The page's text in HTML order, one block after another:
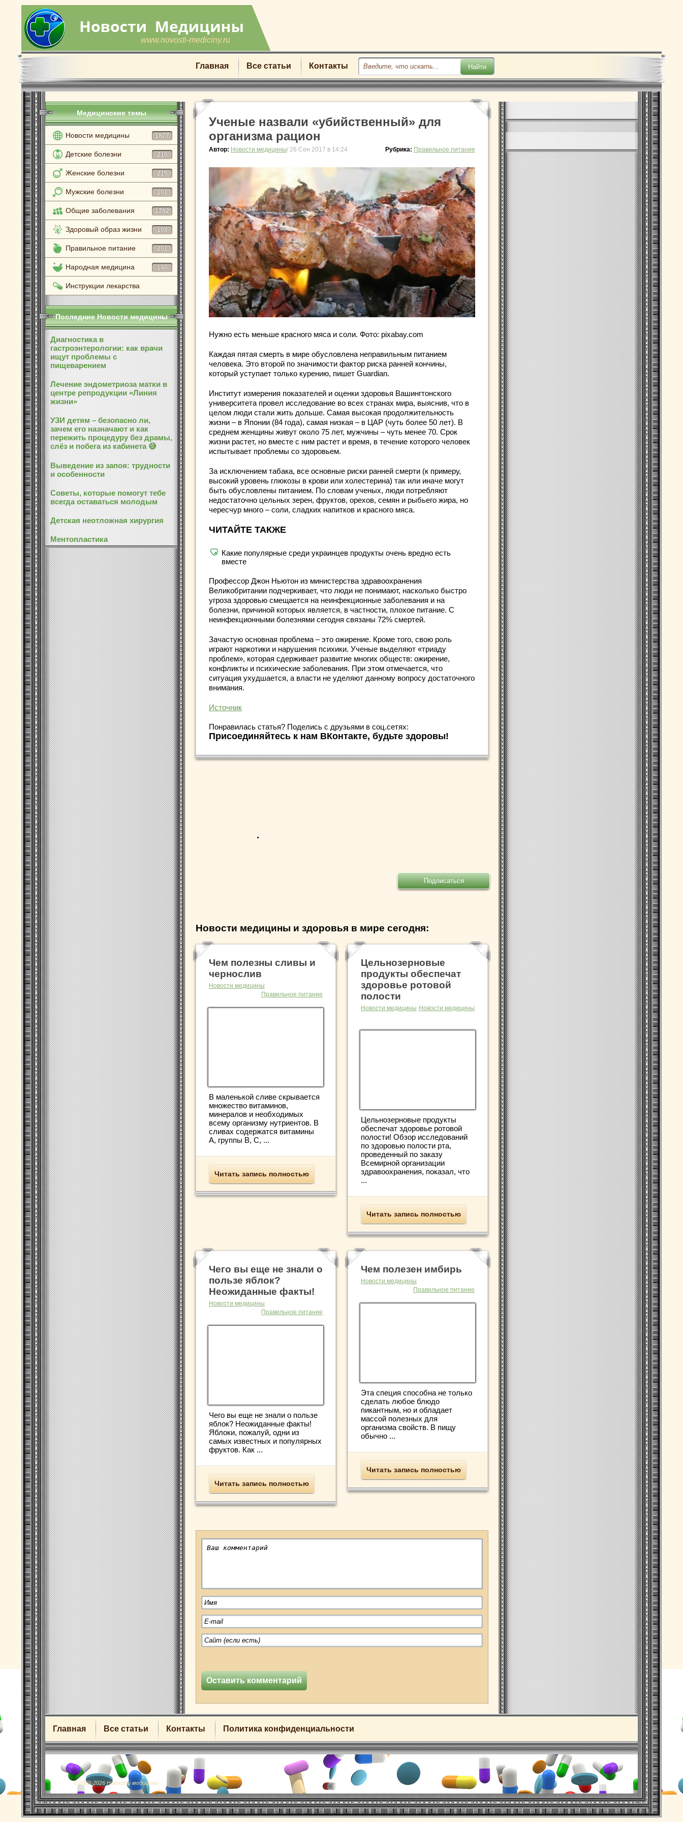
www.novosti-mediciny.ru
Главная Все статьи Контакты
Медицинские темы
Новости медицины 1877
Детские болезни 216
Женские болезни 215
Мужские болезни 101
Общие заболевания 1782
Здоровый образ жизни 108
Правильное питание 201
Народная медицина 140
Инструкции лекарства
Последние Новости медицины
Диагностика в
гастроэнтерологии: как врачи
ищут проблемы с
пищеварением
Лечение эндометриоза матки в
центре репродукции «Линия
жизни»
УЗИ детям – безопасно ли,
зачем его назначают и как
пережить процедуру без драмы,
слёз и побега из кабинета 😅
Выведение из запоя: трудности
и особенности
Советы, которые помогут тебе
всегда оставаться молодым
Детская неотложная хирургия
Ментопластика
Ученые назвали «убийственный» для
организма рацион
Автор: Новости медицины/ 26 Сен 2017 в 14:24 Рубрика: Правильное питание
Нужно есть меньше красного мяса и соли. Фото: pixabay.com
Каждая пятая смерть в мире обусловлена неправильным питанием
человека. Это второй по значимости фактор риска ранней кончины,
который уступает только курению, пишет Guardian.
Институт измерения показателей и оценки здоровья Вашингтонского
университета провел исследование во всех странах мира, выяснив, что в
целом люди стали жить дольше. Самая высокая продолжительность
жизни – в Японии (84 года), самая низкая – в ЦАР (чуть более 50 лет). В
среднем женщины живут около 75 лет, мужчины – чуть менее 70. Срок
жизни растет, но вместе с ним растет и время, в течение которого человек
испытывает проблемы со здоровьем.
За исключением табака, все основные риски ранней смерти (к примеру,
высокий уровень глюкозы в крови или холестерина) так или иначе могут
быть обусловлены питанием. По словам ученых, люди потребляют
недостаточно цельных зерен, фруктов, орехов, семян и рыбьего жира, но
чересчур много – соли, сладких напитков и красного мяса.
ЧИТАЙТЕ ТАКЖЕ
Какие популярные среди украинцев продукты очень вредно есть
вместе
Профессор Джон Ньютон из министерства здравоохранения
Великобритании подчеркивает, что люди не понимают, насколько быстро
угроза здоровью смещается на неинфекционные заболевания и на
болезни, причиной которых является, в частности, плохое питание. С
неинфекционными болезнями сегодня связаны 72% смертей.
Зачастую основная проблема – это ожирение. Кроме того, свою роль
играют наркотики и нарушения психики. Ученые выделяют «триаду
проблем», которая сдерживает развитие многих обществ: ожирение,
конфликты и психические заболевания. При этом отмечается, что
ситуация ухудшается, а власти не уделяют данному вопросу достаточного
внимания.
Источник
Понравилась статья? Поделись с друзьями в соц.сетях:
Присоединяйтесь к нам ВКонтакте, будьте здоровы!
.
Новости медицины и здоровья в мире сегодня:
Чем полезны сливы и
чернослив
Новости медицины
Правильное питание
В маленькой сливе скрывается
множество витаминов,
минералов и необходимых
всему организму нутриентов. В
сливах содержатся витамины
А, группы В, С, ...
Читать запись полностью
Цельнозерновые
продукты обеспечат
здоровье ротовой
полости
Новости медицины Новости медицины
Цельнозерновые продукты
обеспечат здоровье ротовой
полости! Обзор исследований
по здоровью полости рта,
проведенный по заказу
Всемирной организации
здравоохранения, показал, что
...
Читать запись полностью
Чего вы еще не знали о
пользе яблок?
Неожиданные факты!
Новости медицины
Правильное питание
Чего вы еще не знали о пользе
яблок? Неожиданные факты!
Яблоки, пожалуй, одни из
самых известных и популярных
фруктов. Как ...
Читать запись полностью
Чем полезен имбирь
Новости медицины
Правильное питание
Эта специя способна не только
сделать любое блюдо
пикантным, но и обладает
массой полезных для
организма свойств. В пищу
обычно ...
Читать запись полностью
Главная Все статьи Контакты Политика конфиденциальности
© 2009-2026 Новости медицины